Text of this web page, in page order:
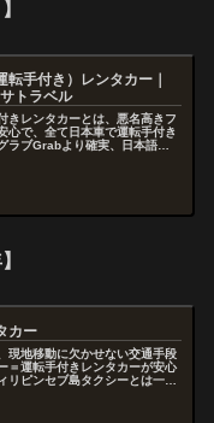
手付き）レンタカー｜
トラベル
きレンタカーとは、悪名高きフ
心で、全て日本車で運転手付き
ラブGrabより確実、日本語で
カー
現地移動に欠かせない交通手段
＝運転手付きレンタカーが安心
リピンセブ島タクシーとは一味